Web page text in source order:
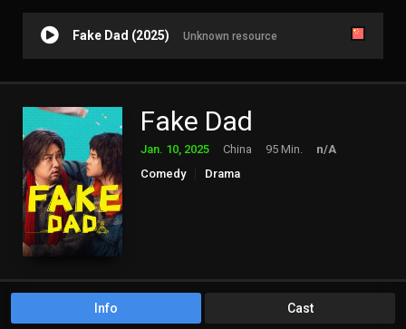
Fake Dad (2025) Unknown resource
Fake Dad
Jan. 10, 2025 China 95 Min.
n/A
Comedy
Drama
Info Cast